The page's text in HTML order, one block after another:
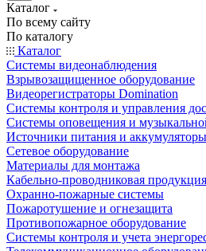
Каталог
По всему сайту
По каталогу
Каталог
Системы видеонаблюдения
Взрывозащищенное оборудование
Видеорегистраторы Domination
Системы контроля и управления
Системы оповещения и
Источники питания и аккумуляторы
Сетевое оборудование
Материалы для монтажа
Кабельно-проводниковая продукция
Охранно-пожарные системы
Пожаротушение и огнезащита
Противопожарное оборудование
Системы контроля и учета